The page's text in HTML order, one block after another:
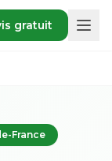
gratuit
France